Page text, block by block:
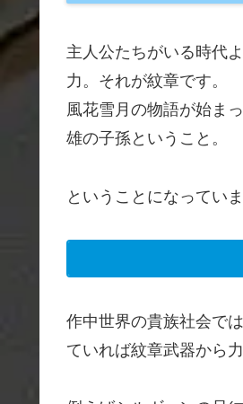
主人公たちがいる時代
力。それが紋章です。
風花雪月の物語が始ま
雄の子孫ということ。
ということになってい
作中世界の貴族社会で
ていれば紋章武器から